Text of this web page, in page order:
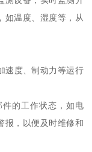
如温度、湿度等，从
速度、制动力等运行
的工作状态，如电
报，以便及时维修和